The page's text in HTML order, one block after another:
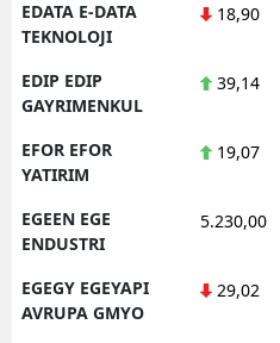
EDATA E-DATA
TEKNOLOJI
18,90
EDIP EDIP
GAYRIMENKUL
39,14
EFOR EFOR
YATIRIM
19,07
EGEEN EGE
ENDUSTRI
5.230,00
EGEGY EGEYAPI
AVRUPA GMYO
29,02